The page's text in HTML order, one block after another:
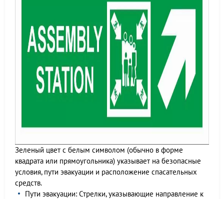
Зеленый цвет с белым символом (обычно в форме
квадрата или прямоугольника) указывает на безопасные
условия, пути эвакуации и расположение спасательных
средств.
Пути эвакуации: Стрелки, указывающие направление к